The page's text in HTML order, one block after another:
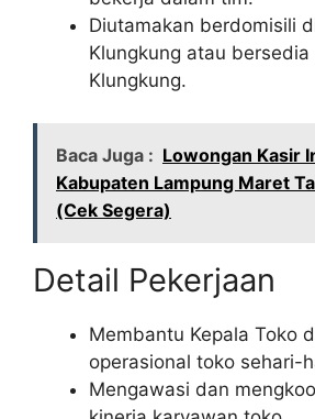
Diutamakan berdomisili
Klungkung atau
Klungkung.
Baca Juga : Lowongan Kasir
Kabupaten Lampung Maret
(Cek Segera)
Detail Pekerjaan
Membantu Kepala Toko
operasional toko sehari-
Mengawasi dan